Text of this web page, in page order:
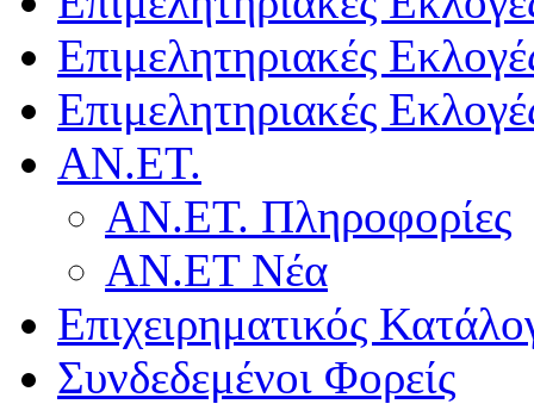
Επιμελητηριακές
Επιμελητηριακές
ΑΝ.ΕΤ.
ΑΝ.ΕΤ. Πληροφορίες
ΑΝ.ΕΤ Νέα
Επιχειρηματικός
Συνδεδεμένοι Φορείς